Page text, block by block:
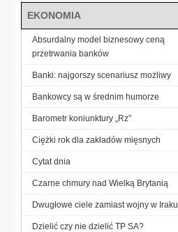
EKONOMIA
Absurdalny model biznesowy ceną
przetrwania banków
Banki: najgorszy scenariusz możliwy
Bankowcy są w średnim humorze
Barometr koniunktury „Rz”
Ciężki rok dla zakładów mięsnych
Cytat dnia
Czarne chmury nad Wielką Brytanią
Dwugłowe ciele zamiast wojny w Iraku
Dzielić czy nie dzielić TP SA?